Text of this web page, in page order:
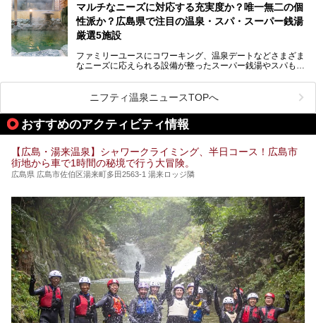
る、広島県でオススメの温泉・銭湯・スパをご紹介していき
ます！
マルチなニーズに対応する充実度か？唯一無二の個
性派か？広島県で注目の温泉・スパ・スーパー銭湯
厳選5施設
ファミリーユースにコワーキング、温泉デートなどさまざま
なニーズに応えられる設備が整ったスーパー銭湯やスパも、
いった個性が魅力の温泉も、どちらも充実している広島県。
今回は、そんな広島県にある温浴施設のなかから、筆者が
「一度訪ねてみたい」と気になっている魅力的な施設を5件
ピックアップして紹介します。
※2021/07/30時点の情報です。
ニフティ温泉ニュースTOPへ
おすすめのアクティビティ情報
【広島・湯来温泉】シャワークライミング、半日コース！広島市
街地から車で1時間の秘境で行う大冒険。
広島県 広島市佐伯区湯来町多田2563-1 湯来ロッジ隣